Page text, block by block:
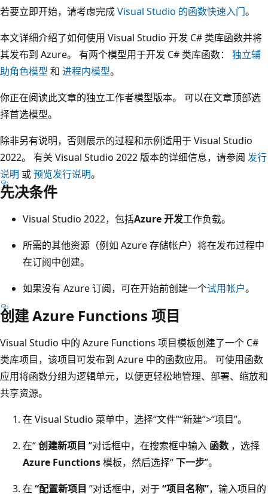
若要立即开始，请考虑完成Visual Studio 的函数快速入门。
本文详细介绍了如何使用 Visual Studio 开发 C# 类库函数并将
其发布到 Azure。 有两个模型用于开发 C# 类库函数： 独立辅
助角色模型 和 进程内模型。
你正在阅读此文章的独立工作者模型版本。 可以在文章顶部选
择首选模型。
除非另有说明，否则展示的过程和示例适用于 Visual Studio
2022。 有关 Visual Studio 2022 版本的详细信息，请参阅 发行
说明 或预览发行说明。
先决条件
Visual Studio 2022，包括Azure 开发工作负载。
所需的其他资源（例如 Azure 存储帐户）将在发布过程中
在订阅中创建。
如果没有 Azure 订阅，可在开始前创建一个试用帐户。
创建 Azure Functions 项目
Visual Studio 中的 Azure Functions 项目模板创建了一个 C#
类库项目，该项目可发布到 Azure 中的函数应用。 可使用函数
应用将函数分组为逻辑单元，以便更轻松地管理、部署、缩放和
共享资源。
在 Visual Studio 菜单中，选择“文件”“新建”>“项目”。
在“创建新项目 ”对话框中，在搜索框中输入 函数 ，选择
Azure Functions模板，然后选择“下一步”。
在 “配置新项目 ”对话框中，对于“项目名称”，输入项目的